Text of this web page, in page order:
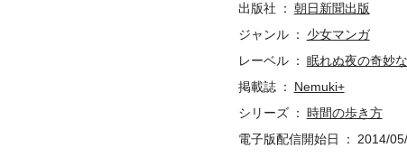
出版社
朝日新聞出版
ジャンル
少女マンガ
レーベル
眠れぬ夜の奇妙
掲載誌
Nemuki+
シリーズ
時間の歩き方
電子版配信開始日
2014/